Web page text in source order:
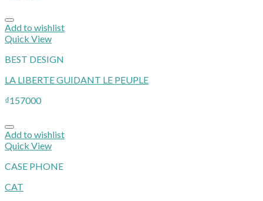
Add to wishlist
Quick View
BEST DESIGN
LA LIBERTE GUIDANT LE PEUPLE
₫157000
Add to wishlist
Quick View
CASE PHONE
CAT